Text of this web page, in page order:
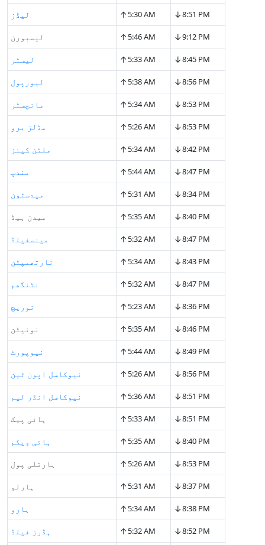
لیڈز ↑5:30 AM ↓8:51 PM
لیسبورن ↑5:46 AM ↓9:12 PM
لیسٹر ↑5:33 AM ↓8:45 PM
لیورپول ↑5:38 AM ↓8:56 PM
مانچسٹر ↑5:34 AM ↓8:53 PM
مڈلز برو ↑5:26 AM ↓8:53 PM
ملٹن کینز ↑5:34 AM ↓8:42 PM
مندپ ↑5:44 AM ↓8:47 PM
میدسٹون ↑5:31 AM ↓8:34 PM
میدن ہیڈ ↑5:35 AM ↓8:40 PM
مینسفیلڈ ↑5:32 AM ↓8:47 PM
نارتھمپٹن ↑5:34 AM ↓8:43 PM
نٹنگھم ↑5:32 AM ↓8:47 PM
نوريچ ↑5:23 AM ↓8:36 PM
نونیٹن ↑5:35 AM ↓8:46 PM
نیوپورٹ ↑5:44 AM ↓8:49 PM
نیوکاسل اپون ٹین ↑5:26 AM ↓8:56 PM
نیوکاسل انڈر لیم ↑5:36 AM ↓8:51 PM
ہائی پیک ↑5:33 AM ↓8:51 PM
ہائی ویکم ↑5:35 AM ↓8:40 PM
ہارتلی پول ↑5:26 AM ↓8:53 PM
ہارلو ↑5:31 AM ↓8:37 PM
ہارو ↑5:34 AM ↓8:38 PM
ہڈرز فیلڈ ↑5:32 AM ↓8:52 PM